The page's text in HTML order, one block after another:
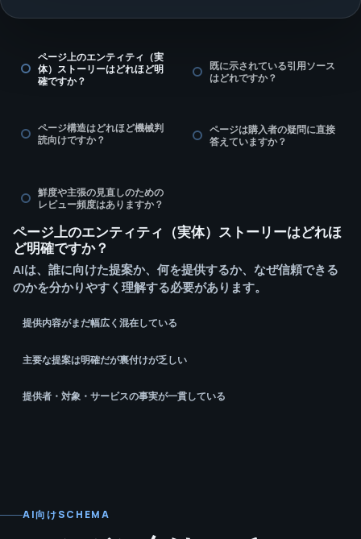
ページ上のエンティティ（実
体）ストーリーはどれほど明
確ですか？
既に示されている引用ソース
はどれですか？
ページ構造はどれほど機械判
読向けですか？
ページは購入者の疑問に直接
答えていますか？
鮮度や主張の見直しのための
レビュー頻度はありますか？
ページ上のエンティティ（実体）ストーリーはどれほ
ど明確ですか？
AIは、誰に向けた提案か、何を提供するか、なぜ信頼できる
のかを分かりやすく理解する必要があります。
提供内容がまだ幅広く混在している
主要な提案は明確だが裏付けが乏しい
提供者・対象・サービスの事実が一貫している
AI向けSCHEMA